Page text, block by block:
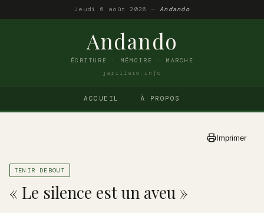
Jeudi 6 août 2026 —Andando
Andando
ÉCRITURE · MÉMOIRE · MARCHE
jarillero.info
ACCUEIL À PROPOS
Imprimer
TENIR DEBOUT
« Le silence est un aveu »